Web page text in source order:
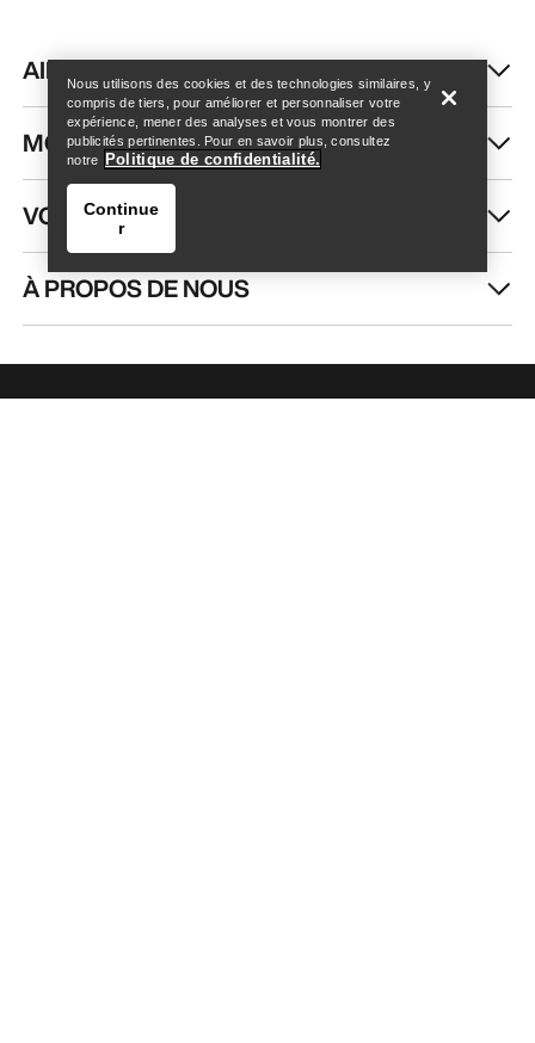
Trouver un magasin Help
AIDE
MON COMPTE
VOIR PLUS
À PROPOS DE NOUS
Nous utilisons des cookies et des technologies similaires, y
compris de tiers, pour améliorer et personnaliser votre
expérience, mener des analyses et vous montrer des
publicités pertinentes. Pour en savoir plus, consultez
notre
Politique de confidentialité.
Continue
r